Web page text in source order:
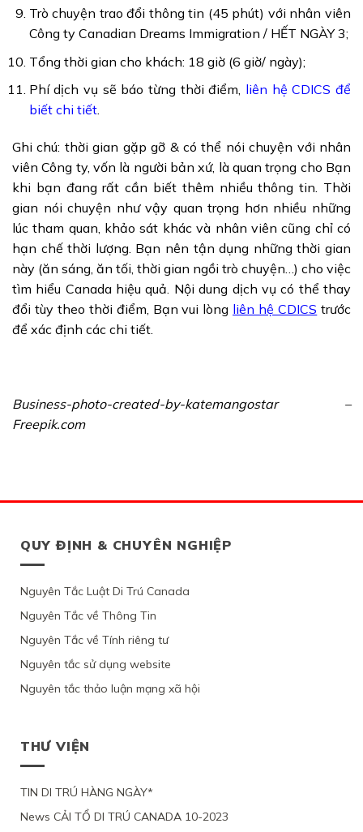
Trò chuyện trao đổi thông tin (45 phút) với nhân viên
Công ty Canadian Dreams Immigration / HẾT NGÀY 3;
Tổng thời gian cho khách: 18 giờ (6 giờ/ ngày);
Phí dịch vụ sẽ báo từng thời điểm, liên hệ CDICS để
biết chi tiết.
Ghi chú: thời gian gặp gỡ & có thể nói chuyện với nhân
viên Công ty, vốn là người bản xứ, là quan trọng cho Bạn
khi bạn đang rất cần biết thêm nhiều thông tin. Thời
gian nói chuyện như vậy quan trọng hơn nhiều những
lúc tham quan, khảo sát khác và nhân viên cũng chỉ có
hạn chế thời lượng. Bạn nên tận dụng những thời gian
này (ăn sáng, ăn tối, thời gian ngồi trò chuyện…) cho việc
tìm hiểu Canada hiệu quả. Nội dung dịch vụ có thể thay
đổi tùy theo thời điểm, Bạn vui lòng liên hệ CDICS trước
để xác định các chi tiết.
Business-photo-created-by-katemangostar –
Freepik.com
QUY ĐỊNH & CHUYÊN NGHIỆP
Nguyên Tắc Luật Di Trú Canada
Nguyên Tắc về Thông Tin
Nguyên Tắc về Tính riêng tư
Nguyên tắc sử dụng website
Nguyên tắc thảo luận mạng xã hội
THƯ VIỆN
TIN DI TRÚ HÀNG NGÀY*
News CẢI TỔ DI TRÚ CANADA 10-2023